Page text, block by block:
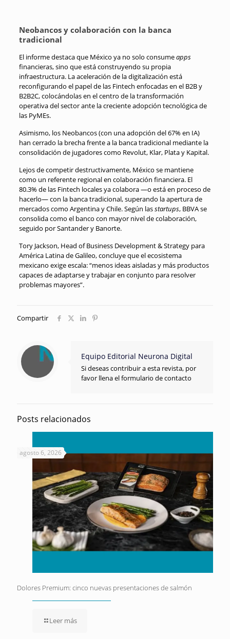
Neobancos y colaboración con la banca
tradicional
El informe destaca que México ya no solo consumeapps
financieras, sino que está construyendo su propia
infraestructura. La aceleración de la digitalización está
reconfigurando el papel de las Fintech enfocadas en el B2B y
B2B2C, colocándolas en el centro de la transformación
operativa del sector ante la creciente adopción tecnológica de
las PyMEs.
Asimismo, los Neobancos (con una adopción del 67% en IA)
han cerrado la brecha frente a la banca tradicional mediante la
consolidación de jugadores como Revolut, Klar, Plata y Kapital.
Lejos de competir destructivamente, México se mantiene
como un referente regional en colaboración financiera. El
80.3% de las Fintech locales ya colabora —o está en proceso de
hacerlo— con la banca tradicional, superando la apertura de
mercados como Argentina y Chile.Según lasstartups, BBVA se
consolida como el banco con mayor nivel de colaboración,
seguido por Santander y Banorte.
Tory Jackson, Head of Business Development & Strategy para
América Latina de Galileo, concluye que el ecosistema
mexicano exige escala: “menos ideas aisladas y más productos
capaces de adaptarse y trabajar en conjunto para resolver
problemas mayores”.
Compartir
Equipo Editorial Neurona Digital
Si deseas contribuir a esta revista, por
favor llena el formulario de contacto
Posts relacionados
agosto 6, 2026
Dolores Premium: cinco nuevas presentaciones de salmón
Leer más